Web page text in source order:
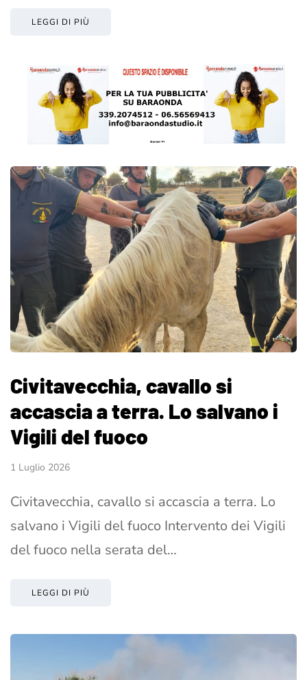
LEGGI DI PIÙ
Civitavecchia, cavallo si
accascia a terra. Lo salvano i
Vigili del fuoco
1 Luglio 2026
Civitavecchia, cavallo si accascia a terra. Lo
salvano i Vigili del fuoco Intervento dei Vigili
del fuoco nella serata del…
LEGGI DI PIÙ